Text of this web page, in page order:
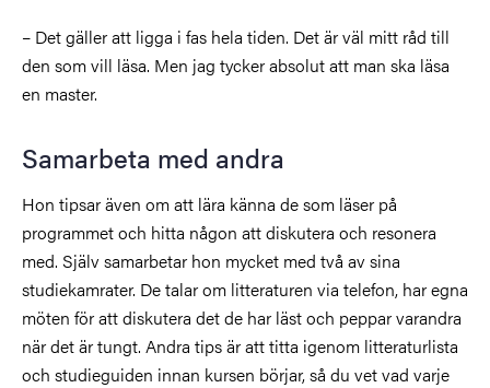
– Det gäller att ligga i fas hela tiden. Det är väl mitt råd till
den som vill läsa. Men jag tycker absolut att man ska läsa
en master.
Samarbeta med andra
Hon tipsar även om att lära känna de som läser på
programmet och hitta någon att diskutera och resonera
med. Själv samarbetar hon mycket med två av sina
studiekamrater. De talar om litteraturen via telefon, har egna
möten för att diskutera det de har läst och peppar varandra
när det är tungt. Andra tips är att titta igenom litteraturlista
och studieguiden innan kursen börjar, så du vet vad varje